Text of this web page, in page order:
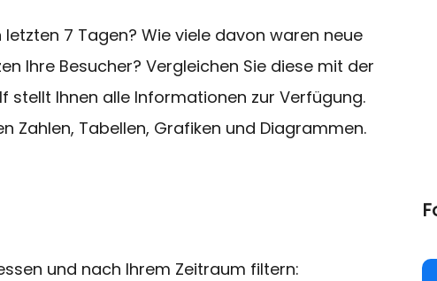
7 Tagen? Wie viele davon waren neue
Ihre Besucher? Vergleichen Sie diese mit der
stellt Ihnen alle Informationen zur Verfügung.
Zahlen, Tabellen, Grafiken und Diagrammen.
und nach Ihrem Zeitraum filtern: